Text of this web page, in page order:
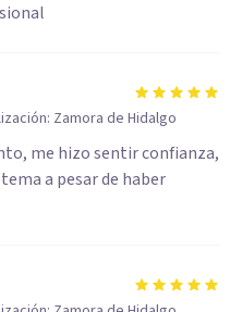
Zamora de Hidalgo
me hizo sentir confianza,
a pesar de haber